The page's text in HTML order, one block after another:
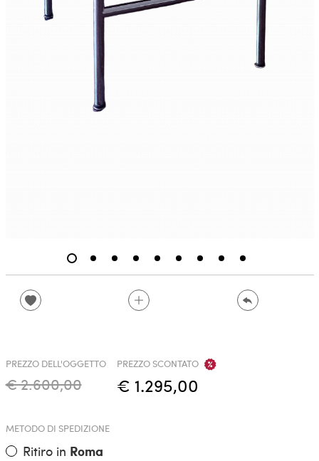
PREZZO DELL'OGGETTO
€ 2.600,00
PREZZO SCONTATO
€ 1.295,00
METODO DI SPEDIZIONE
Ritiro in Roma